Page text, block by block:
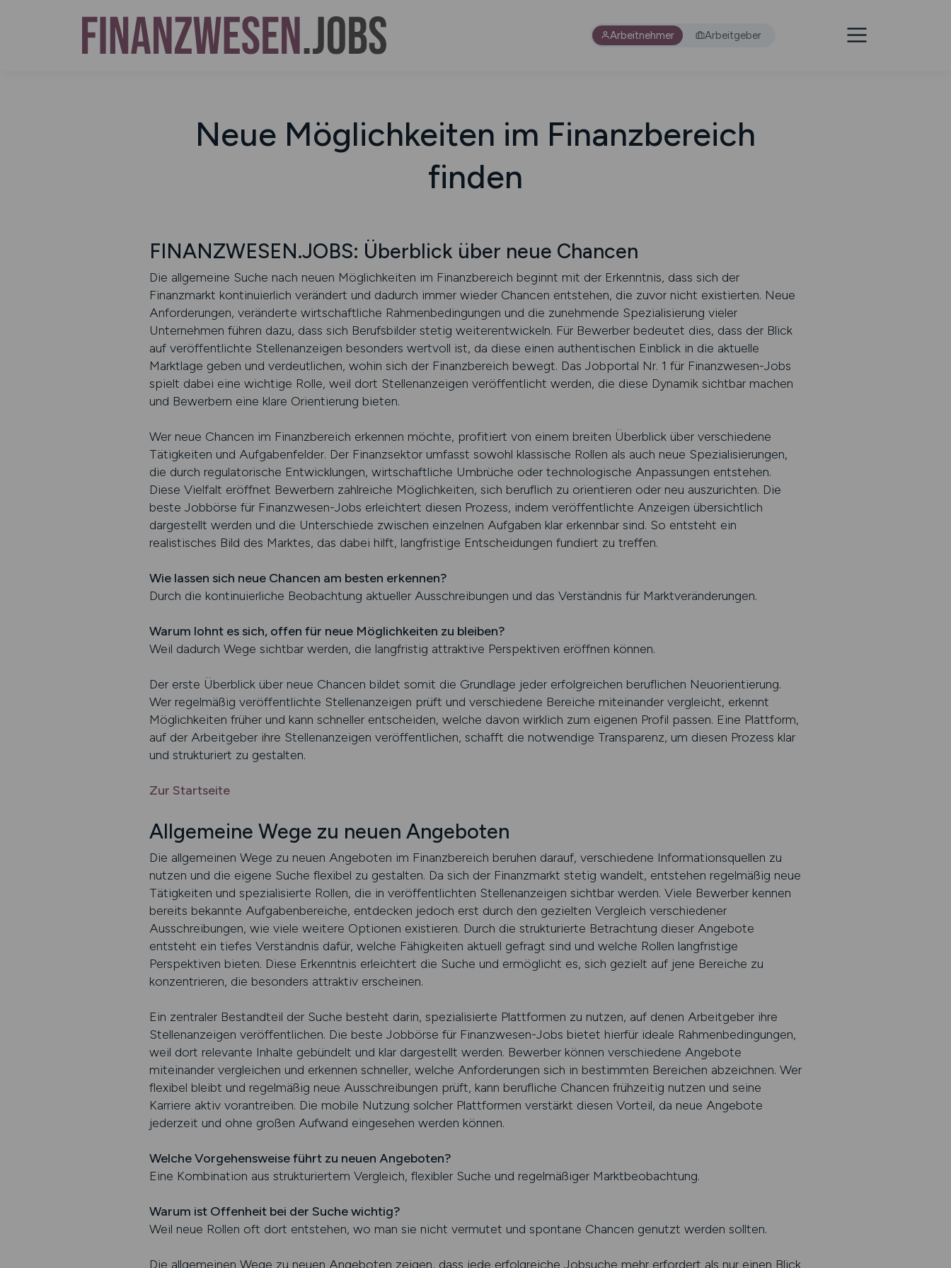
Arbeitnehmer Arbeitgeber
Neue Möglichkeiten im Finanzbereich
finden
FINANZWESEN.JOBS: Überblick über neue Chancen
Die allgemeine Suche nach neuen Möglichkeiten im Finanzbereich beginnt mit der Erkenntnis, dass sich der
Finanzmarkt kontinuierlich verändert und dadurch immer wieder Chancen entstehen, die zuvor nicht existierten. Neue
Anforderungen, veränderte wirtschaftliche Rahmenbedingungen und die zunehmende Spezialisierung vieler
Unternehmen führen dazu, dass sich Berufsbilder stetig weiterentwickeln. Für Bewerber bedeutet dies, dass der Blick
auf veröffentlichte Stellenanzeigen besonders wertvoll ist, da diese einen authentischen Einblick in die aktuelle
Marktlage geben und verdeutlichen, wohin sich der Finanzbereich bewegt. Das Jobportal Nr. 1 für Finanzwesen-Jobs
spielt dabei eine wichtige Rolle, weil dort Stellenanzeigen veröffentlicht werden, die diese Dynamik sichtbar machen
und Bewerbern eine klare Orientierung bieten.
Wer neue Chancen im Finanzbereich erkennen möchte, profitiert von einem breiten Überblick über verschiedene
Tätigkeiten und Aufgabenfelder. Der Finanzsektor umfasst sowohl klassische Rollen als auch neue Spezialisierungen,
die durch regulatorische Entwicklungen, wirtschaftliche Umbrüche oder technologische Anpassungen entstehen.
Diese Vielfalt eröffnet Bewerbern zahlreiche Möglichkeiten, sich beruflich zu orientieren oder neu auszurichten. Die
beste Jobbörse für Finanzwesen-Jobs erleichtert diesen Prozess, indem veröffentlichte Anzeigen übersichtlich
dargestellt werden und die Unterschiede zwischen einzelnen Aufgaben klar erkennbar sind. So entsteht ein
realistisches Bild des Marktes, das dabei hilft, langfristige Entscheidungen fundiert zu treffen.
Wie lassen sich neue Chancen am besten erkennen?
Durch die kontinuierliche Beobachtung aktueller Ausschreibungen und das Verständnis für Marktveränderungen.
Warum lohnt es sich, offen für neue Möglichkeiten zu bleiben?
Weil dadurch Wege sichtbar werden, die langfristig attraktive Perspektiven eröffnen können.
Der erste Überblick über neue Chancen bildet somit die Grundlage jeder erfolgreichen beruflichen Neuorientierung.
Wer regelmäßig veröffentlichte Stellenanzeigen prüft und verschiedene Bereiche miteinander vergleicht, erkennt
Möglichkeiten früher und kann schneller entscheiden, welche davon wirklich zum eigenen Profil passen. Eine Plattform,
auf der Arbeitgeber ihre Stellenanzeigen veröffentlichen, schafft die notwendige Transparenz, um diesen Prozess klar
und strukturiert zu gestalten.
Zur Startseite
Allgemeine Wege zu neuen Angeboten
Die allgemeinen Wege zu neuen Angeboten im Finanzbereich beruhen darauf, verschiedene Informationsquellen zu
nutzen und die eigene Suche flexibel zu gestalten. Da sich der Finanzmarkt stetig wandelt, entstehen regelmäßig neue
Tätigkeiten und spezialisierte Rollen, die in veröffentlichten Stellenanzeigen sichtbar werden. Viele Bewerber kennen
bereits bekannte Aufgabenbereiche, entdecken jedoch erst durch den gezielten Vergleich verschiedener
Ausschreibungen, wie viele weitere Optionen existieren. Durch die strukturierte Betrachtung dieser Angebote
entsteht ein tiefes Verständnis dafür, welche Fähigkeiten aktuell gefragt sind und welche Rollen langfristige
Perspektiven bieten. Diese Erkenntnis erleichtert die Suche und ermöglicht es, sich gezielt auf jene Bereiche zu
konzentrieren, die besonders attraktiv erscheinen.
Ein zentraler Bestandteil der Suche besteht darin, spezialisierte Plattformen zu nutzen, auf denen Arbeitgeber ihre
Stellenanzeigen veröffentlichen. Die beste Jobbörse für Finanzwesen-Jobs bietet hierfür ideale Rahmenbedingungen,
weil dort relevante Inhalte gebündelt und klar dargestellt werden. Bewerber können verschiedene Angebote
miteinander vergleichen und erkennen schneller, welche Anforderungen sich in bestimmten Bereichen abzeichnen. Wer
flexibel bleibt und regelmäßig neue Ausschreibungen prüft, kann berufliche Chancen frühzeitig nutzen und seine
Karriere aktiv vorantreiben. Die mobile Nutzung solcher Plattformen verstärkt diesen Vorteil, da neue Angebote
jederzeit und ohne großen Aufwand eingesehen werden können.
Welche Vorgehensweise führt zu neuen Angeboten?
Eine Kombination aus strukturiertem Vergleich, flexibler Suche und regelmäßiger Marktbeobachtung.
Warum ist Offenheit bei der Suche wichtig?
Weil neue Rollen oft dort entstehen, wo man sie nicht vermutet und spontane Chancen genutzt werden sollten.
Die allgemeinen Wege zu neuen Angeboten zeigen, dass jede erfolgreiche Jobsuche mehr erfordert als nur einen Blick